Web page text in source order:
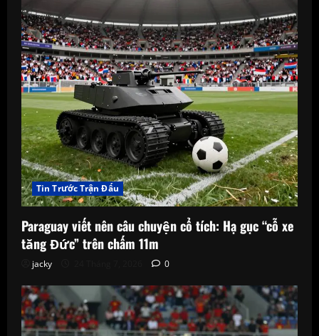
Tin Trước Trận Đấu
Paraguay viết nên câu chuyện cổ tích: Hạ gục “cỗ xe
tăng Đức” trên chấm 11m
jacky 0